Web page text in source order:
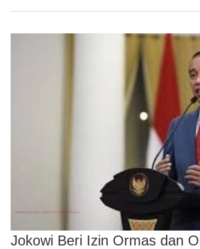
Jokowi Beri Izin Ormas dan